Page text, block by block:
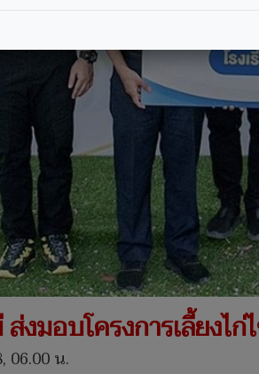
งมอบโครงการเลี้ยงไ
06.00 น.